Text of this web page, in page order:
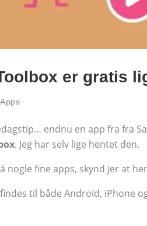
er gratis
endnu en app fra fra
. Jeg har selv lige hentet den.
nogle fine apps, skynd jer at
findes til både Android, iPhone